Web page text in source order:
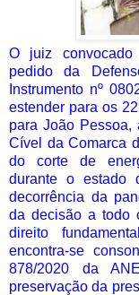
O juiz convocado
pedido da
Instrumento nº
estender para os
para João Pessoa,
Cível da Comarca
do corte de
durante o estado
decorrência da
da decisão a todo
direito
encontra-se
878/2020 da
preservação da